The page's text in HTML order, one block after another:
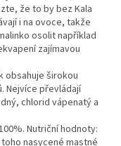
že to by bez Kala
i na ovoce, takže
osolit například
zajímavou
obsahuje širokou
Nejvíce převládají
chlorid vápenatý a
Nutriční hodnoty:
nasycené mastné